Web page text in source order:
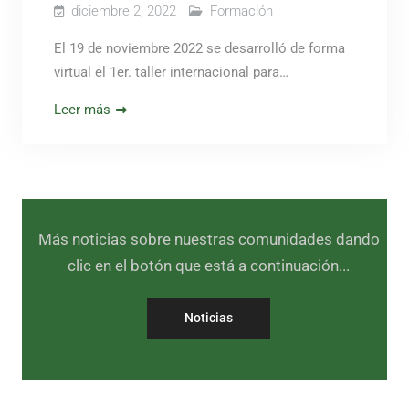
diciembre 2, 2022 Formación
El 19 de noviembre 2022 se desarrolló de forma
virtual el 1er. taller internacional para…
Leer más
Más noticias sobre nuestras comunidades dando
clic en el botón que está a continuación...
Noticias